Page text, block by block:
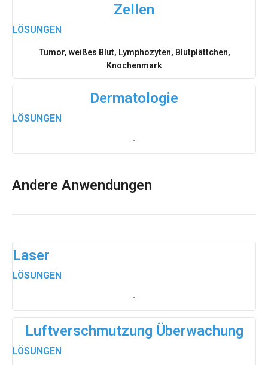
Zellen
LÖSUNGEN
Tumor, weißes Blut, Lymphozyten, Blutplättchen,
Knochenmark
Dermatologie
LÖSUNGEN
-
Andere Anwendungen
Laser
LÖSUNGEN
-
Luftverschmutzung Überwachung
LÖSUNGEN